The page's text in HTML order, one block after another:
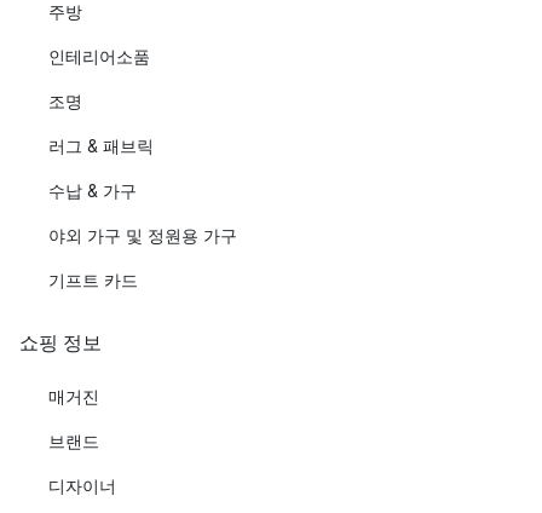
주방
인테리어소품
조명
러그 & 패브릭
수납 & 가구
야외 가구 및 정원용 가구
기프트 카드
쇼핑 정보
매거진
브랜드
디자이너